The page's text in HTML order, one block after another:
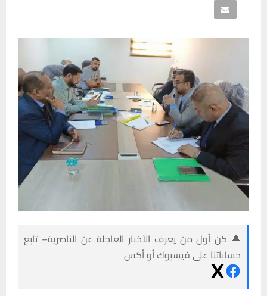
🔔 كن أول من يعرف الأخبار العاجلة عن الناصرية– تابع
حساباتنا على فيسبوك أو أكس